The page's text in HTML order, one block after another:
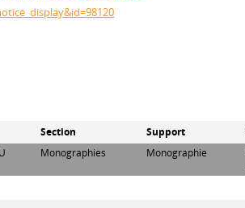
Section Support
Monographies Monographie